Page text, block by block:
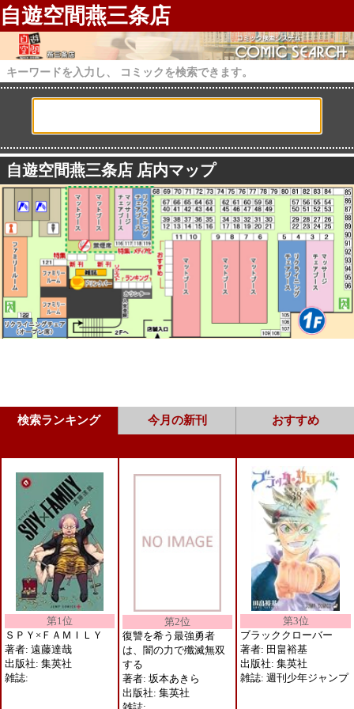
自遊空間燕三条店
キーワードを入力し、 コミックを検索できます。
自遊空間燕三条店 店内マップ
検索ランキング 今月の新刊 おすすめ
第1位
ＳＰＹ×ＦＡＭＩＬＹ
著者: 遠藤達哉
出版社: 集英社
雑誌:
第2位
復讐を希う最強勇者
は、闇の力で殲滅無双
する
著者: 坂本あきら
出版社: 集英社
雑誌:
第3位
ブラッククローバー
著者: 田畠裕基
出版社: 集英社
雑誌: 週刊少年ジャンプ